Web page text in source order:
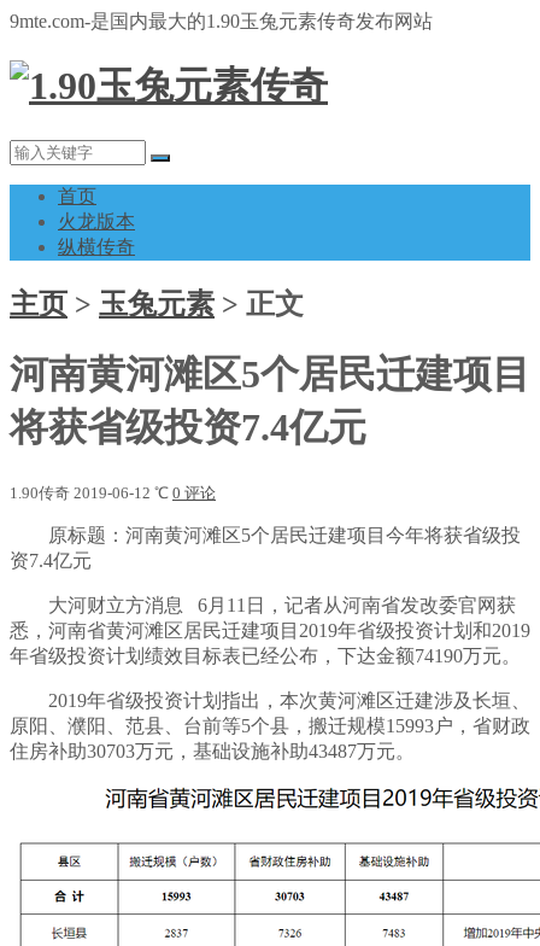
9mte.com-是国内最大的1.90玉兔元素传奇发布网站
首页
火龙版本
纵横传奇
主页 > 玉兔元素 > 正文
河南黄河滩区5个居民迁建项目
将获省级投资7.4亿元
1.90传奇 2019-06-12 ℃ 0 评论
原标题：河南黄河滩区5个居民迁建项目今年将获省级投
资7.4亿元
大河财立方消息 6月11日，记者从河南省发改委官网获
悉，河南省黄河滩区居民迁建项目2019年省级投资计划和2019
年省级投资计划绩效目标表已经公布，下达金额74190万元。
2019年省级投资计划指出，本次黄河滩区迁建涉及长垣、
原阳、濮阳、范县、台前等5个县，搬迁规模15993户，省财政
住房补助30703万元，基础设施补助43487万元。